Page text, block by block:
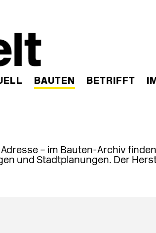
BAUTEN BETRIFFT
– im Bauten-Archiv
und Stadtplanungen. Der